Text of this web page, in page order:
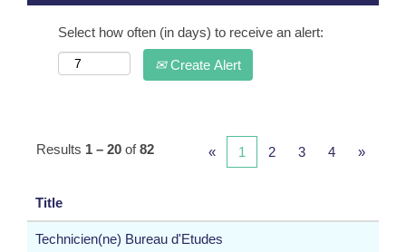
Select how often (in days) to receive an alert:
Create Alert
Results 1 – 20 of82 « 1 2 3 4 »
Title
Technicien(ne) Bureau d'Etudes